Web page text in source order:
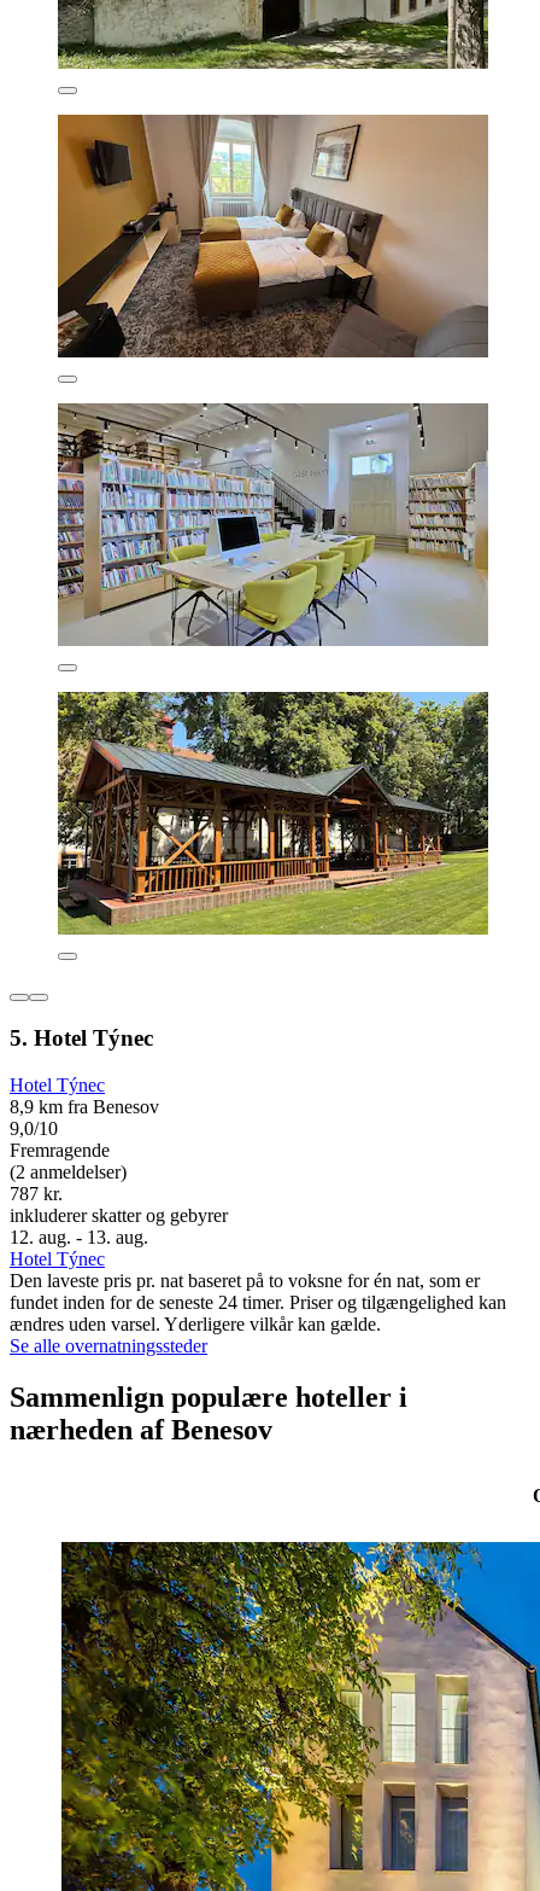
5. Hotel Týnec
Hotel Týnec
8,9 km fra Benesov
9,0/10
Fremragende
(2 anmeldelser)
787 kr.
inkluderer skatter og gebyrer
12. aug. - 13. aug.
Hotel Týnec
Den laveste pris pr. nat baseret på to voksne for én nat, som er
fundet inden for de seneste 24 timer. Priser og tilgængelighed kan
ændres uden varsel. Yderligere vilkår kan gælde.
Se alle overnatningssteder
Sammenlign populære hoteller i
nærheden af Benesov